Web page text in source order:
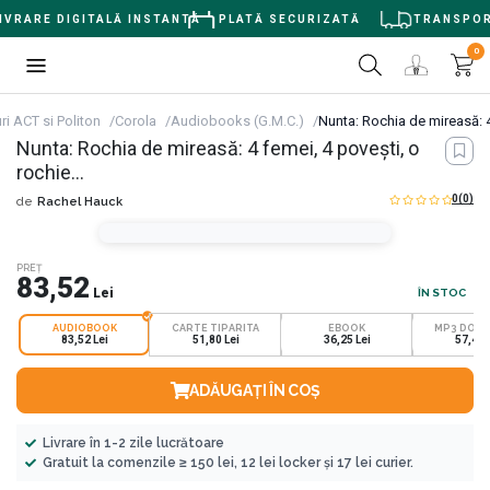
DIGITALĂ INSTANTĂ PLATĂ SECURIZATĂ
0
ACT si Politon Corola Audiobooks (G.M.C.) Nunta: Rochia de
Nunta: Rochia de mireasă: 4 femei, 4 povești, o
rochie…
de Rachel Hauck 0(0)
PREȚ
83,52 Lei ÎN STOC
AUDIOBOOK
83,52 Lei
CARTE TIPARITA
51,80 Lei
EBOOK
36,25 Lei
MP3
57,48
ADĂUGAȚI ÎN COȘ
Livrare în 1-2 zile lucrătoare
Gratuit la comenzile ≥ 150 lei, 12 lei locker și 17 lei curier.